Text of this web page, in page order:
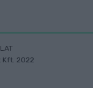
Kft. 2022